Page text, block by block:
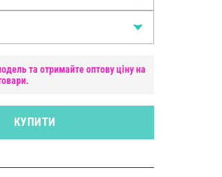
та отримайте оптову ціну на
КУПИТИ